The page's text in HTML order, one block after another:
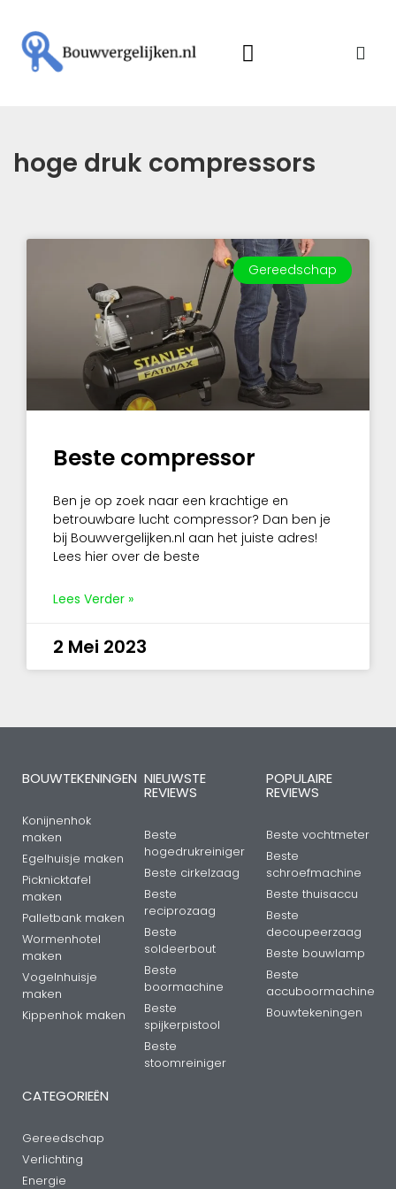
hoge druk compressors
Gereedschap
Beste compressor
Ben je op zoek naar een krachtige en
betrouwbare lucht compressor? Dan ben je
bij Bouwvergelijken.nl aan het juiste adres!
Lees hier over de beste
Lees Verder »
2 Mei 2023
BOUWTEKENINGEN
Konijnenhok
maken
Egelhuisje maken
Picknicktafel
maken
Palletbank maken
Wormenhotel
maken
Vogelnhuisje
maken
Kippenhok maken
NIEUWSTE
REVIEWS
Beste
hogedrukreiniger
Beste cirkelzaag
Beste
reciprozaag
Beste
soldeerbout
Beste
boormachine
Beste
spijkerpistool
Beste
stoomreiniger
POPULAIRE
REVIEWS
Beste vochtmeter
Beste
schroefmachine
Beste thuisaccu
Beste
decoupeerzaag
Beste bouwlamp
Beste
accuboormachine
Bouwtekeningen
CATEGORIEËN
Gereedschap
Verlichting
Energie